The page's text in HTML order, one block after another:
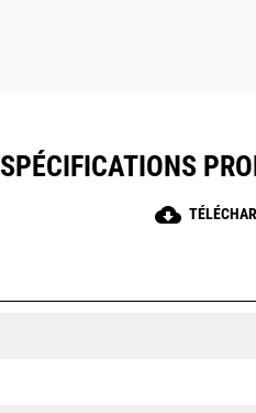
SPÉCIFICATIONS
cloud_download